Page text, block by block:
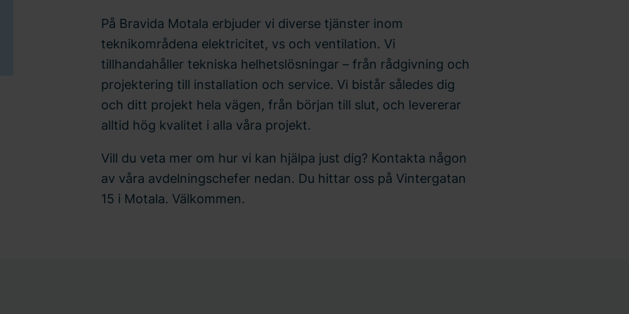
På Bravida Motala erbjuder vi diverse tjänster inom
teknikområdena elektricitet, vs och ventilation. Vi
tillhandahåller tekniska helhetslösningar – från rådgivning och
projektering till installation och service. Vi bistår således dig
och ditt projekt hela vägen, från början till slut, och levererar
alltid hög kvalitet i alla våra projekt.
Vill du veta mer om hur vi kan hjälpa just dig? Kontakta någon
av våra avdelningschefer nedan. Du hittar oss på Vintergatan
15 i Motala. Välkommen.